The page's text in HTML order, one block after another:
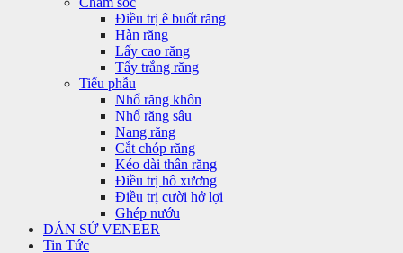
Điều trị ê buốt răng
Hàn răng
Lấy cao răng
Tẩy trắng răng
Tiểu phẫu
Nhổ răng khôn
Nhổ răng sâu
Nang răng
Cắt chóp răng
Kéo dài thân răng
Điều trị hô xương
Điều trị cười hở lợi
Ghép nướu
DÁN SỨ VENEER
Tin Tức